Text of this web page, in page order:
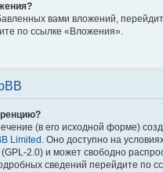
вами вложений,
по ссылке «Вложения».
(в его исходной форме)
Limited . Оно доступно на
2.0) и может свободно
сведений перейдите по